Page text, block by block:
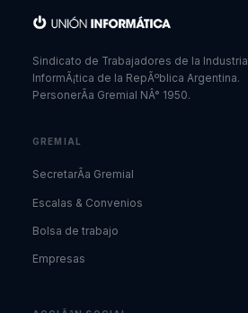
Sindicato de Trabajadores de la Industria
InformÃ¡tica de la RepÃºblica Argentina.
PersonerÃ­a Gremial NÂ° 1950.
GREMIAL
SecretarÃ­a Gremial
Escalas & Convenios
Bolsa de trabajo
Empresas